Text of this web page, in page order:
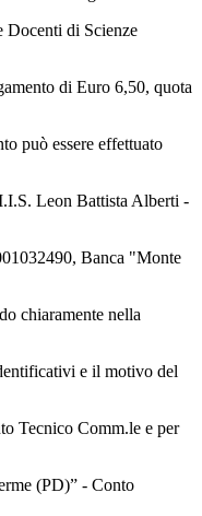
Docenti di Scienze
di Euro 6,50, quota
può essere effettuato
Leon Battista Alberti -
Banca "Monte
chiaramente nella
e il motivo del
Tecnico Comm.le e per
(PD)” - Conto